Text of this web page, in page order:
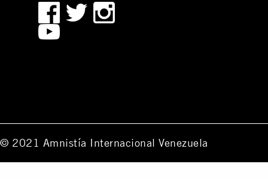
© 2021 Amnistía Internacional Venezuela